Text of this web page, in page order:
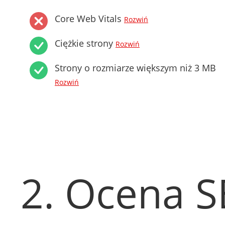
Core Web Vitals Rozwiń
Ciężkie strony Rozwiń
Strony o rozmiarze większym niż 3 MB
Rozwiń
2. Ocena